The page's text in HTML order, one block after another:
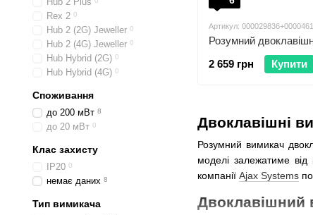
Двоклавішні
Розумний вимикач
моделі залежатиме від
компанії Ajax Systems
Двоклавішний
Артикул:
2 659 грн
Купити
Rex 2 0
Hub 2 (2G) Jeweller 0
Hub 2 (4G) Jeweller 0
Hub Hybrid (2G) 0
Hub Hybrid (4G) 0
Споживання
до 200 мВт 8
до 20 мВт 0
Клас захисту
IP20 0
немає даних 8
Тип вимикача